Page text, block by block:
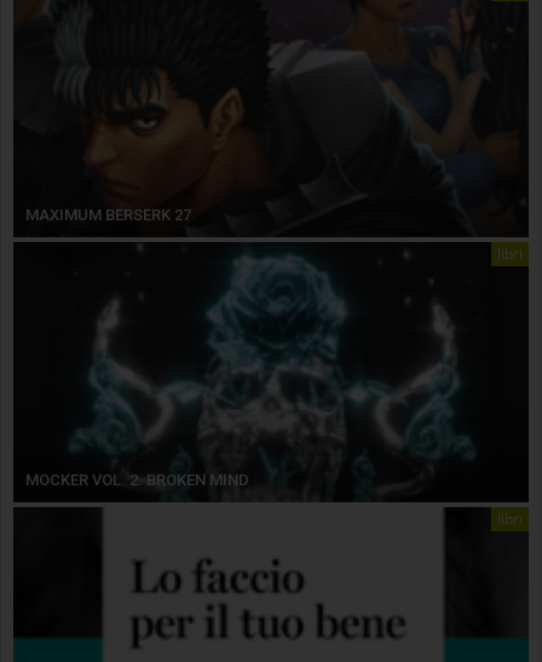
MAXIMUM BERSERK 27
libri
MOCKER VOL. 2. BROKEN MIND
libri